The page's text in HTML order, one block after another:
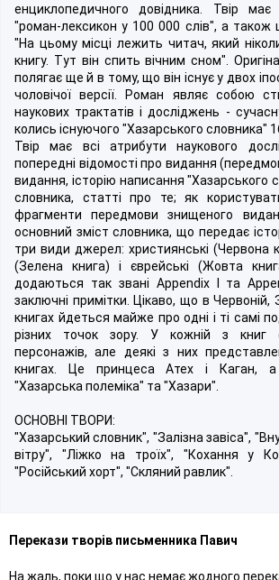
енциклопедичного довідника. Твір має
"роман-лексикон у 100 000 слів", а також
"На цьому місці лежить читач, який
книгу. Тут він спить вічним сном".
полягає ще й в тому, що він існує у двох
чоловічої версії. Роман являє собою
наукових трактатів і досліджень -
колись існуючого "Хазарського словника"
Твір має всі атрибути наукового
попередні відомості про видання
видання, історію написання "Хазарського
словника, статті про те; як
фрагменти передмови знищеного
основний зміст словника, що передає
три види джерел: християнські (Червона
(Зелена книга) і єврейські (Жовта
додаються так звані Appendix І та
заключні примітки. Цікаво, що в Червоній,
книгах йдеться майже про одні і ті самі
різних точок зору. У кожній з книг
персонажів, але деякі з них
книгах. Це принцеса Атех і Каган, а
"Хазарська полеміка" та "Хазари".
ОСНОВНІ ТВОРИ:
"Хазарський словник", "Залізна завіса",
вітру", "Ліжко на троїх", "Кохання у
"Російський хорт", "Скляний равлик".
Перекази творів письменника Павич
На жаль, поки що у нас немає жодного